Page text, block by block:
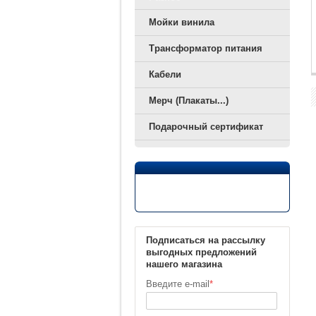
Мойки винила
Трансформатор питания
Кабели
Мерч (Плакаты...)
Подарочный сертификат
Подписаться на рассылку
выгодных предложений
нашего магазина
Введите e-mail *